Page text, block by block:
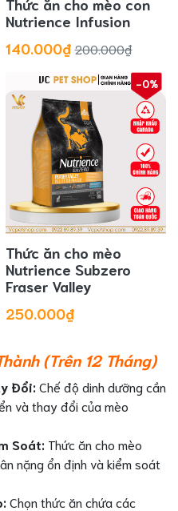
Thức ăn cho mèo con
Nutrience Infusion
140.000₫ 200.000₫
-0%
Thức ăn cho mèo
Nutrience Subzero
Fraser Valley
250.000₫
(Trên 12 Tháng)
Đổi: Chế độ dinh dưỡng cần
và thay đổi của mèo
Soát: Thức ăn cho mèo
nặng ổn định và kiểm soát
Chọn thức ăn chứa các